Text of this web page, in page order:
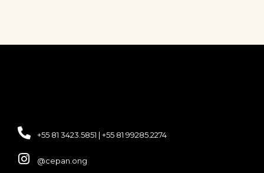
+55 81 3423.5851 | +55 81 99285.2274
@cepan.ong